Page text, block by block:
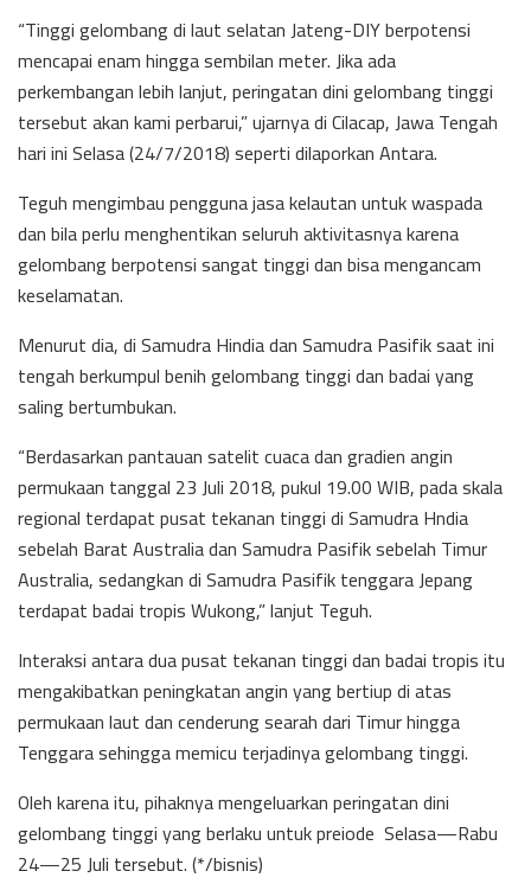
“Tinggi gelombang di laut selatan Jateng-DIY berpotensi
mencapai enam hingga sembilan meter. Jika ada
perkembangan lebih lanjut, peringatan dini gelombang tinggi
tersebut akan kami perbarui,” ujarnya di Cilacap, Jawa Tengah
hari ini Selasa (24/7/2018) seperti dilaporkan Antara.
Teguh mengimbau pengguna jasa kelautan untuk waspada
dan bila perlu menghentikan seluruh aktivitasnya karena
gelombang berpotensi sangat tinggi dan bisa mengancam
keselamatan.
Menurut dia, di Samudra Hindia dan Samudra Pasifik saat ini
tengah berkumpul benih gelombang tinggi dan badai yang
saling bertumbukan.
“Berdasarkan pantauan satelit cuaca dan gradien angin
permukaan tanggal 23 Juli 2018, pukul 19.00 WIB, pada skala
regional terdapat pusat tekanan tinggi di Samudra Hndia
sebelah Barat Australia dan Samudra Pasifik sebelah Timur
Australia, sedangkan di Samudra Pasifik tenggara Jepang
terdapat badai tropis Wukong,” lanjut Teguh.
Interaksi antara dua pusat tekanan tinggi dan badai tropis itu
mengakibatkan peningkatan angin yang bertiup di atas
permukaan laut dan cenderung searah dari Timur hingga
Tenggara sehingga memicu terjadinya gelombang tinggi.
Oleh karena itu, pihaknya mengeluarkan peringatan dini
gelombang tinggi yang berlaku untuk preiode Selasa—Rabu
24—25 Juli tersebut. (*/bisnis)